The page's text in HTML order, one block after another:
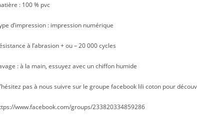
: 100 % pvc
d’impression : impression numérique
à l’abrasion + ou – 20 000 cycles
: à la main, essuyez avec un chiffon humide
pas à nous suivre sur le groupe facebook lili coton pour
www.facebook.com/groups/233820334859286